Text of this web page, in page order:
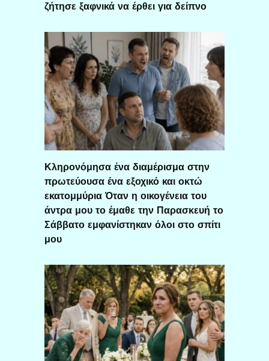
ζήτησε ξαφνικά να έρθει για δείπνο
Κληρονόμησα ένα διαμέρισμα στην
πρωτεύουσα ένα εξοχικό και οκτώ
εκατομμύρια Όταν η οικογένεια του
άντρα μου το έμαθε την Παρασκευή το
Σάββατο εμφανίστηκαν όλοι στο σπίτι
μου